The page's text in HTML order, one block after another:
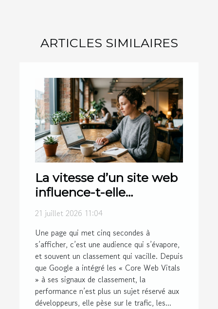
ARTICLES SIMILAIRES
La vitesse d’un site web
influence-t-elle
réellement le
positionnement sur
google
21 juillet 2026 11:04
Une page qui met cinq secondes à
s’afficher, c’est une audience qui s’évapore,
et souvent un classement qui vacille. Depuis
que Google a intégré les « Core Web Vitals
» à ses signaux de classement, la
performance n’est plus un sujet réservé aux
développeurs, elle pèse sur le trafic, les...